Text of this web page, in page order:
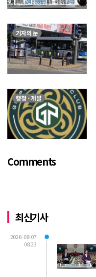
기자의 눈
행정 · 개발
Comments
최신기사
2026-08-07
08:23